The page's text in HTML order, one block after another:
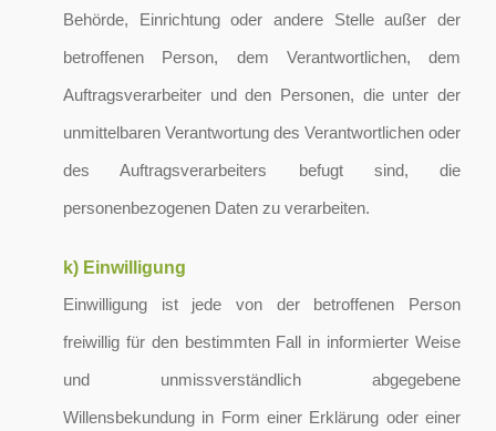
Behörde, Einrichtung oder andere Stelle außer der
betroffenen Person, dem Verantwortlichen, dem
Auftragsverarbeiter und den Personen, die unter der
unmittelbaren Verantwortung des Verantwortlichen oder
des Auftragsverarbeiters befugt sind, die
personenbezogenen Daten zu verarbeiten.
k) Einwilligung
Einwilligung ist jede von der betroffenen Person
freiwillig für den bestimmten Fall in informierter Weise
und unmissverständlich abgegebene
Willensbekundung in Form einer Erklärung oder einer